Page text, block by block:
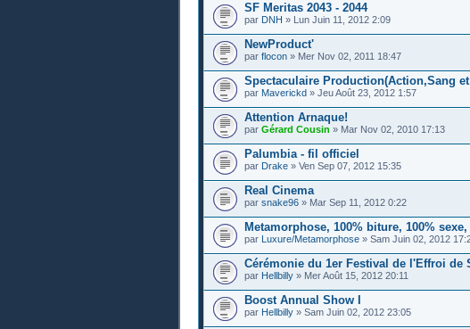
SF Meritas 2043 - 2044
par DNH » Lun Juin 11, 2012 2:09
NewProduct'
par flocon » Mer Nov 02, 2011 18:47
Spectaculaire Production(Action,Sang
par Maverickd » Jeu Août 23, 2012 1:57
Attention Arnaque!
par Gérard Cousin » Mar Nov 02, 2010 17:13
Palumbia - fil officiel
par Drake » Ven Sep 07, 2012 15:35
Real Cinema
par snake96 » Mar Sep 11, 2012 0:22
Metamorphose, 100% biture, 100%
par Luxure/Metamorphose » Sam Juin 02, 2012
Cérémonie du 1er Festival de l'Effroi de
par Hellbilly » Mer Août 15, 2012 20:11
Boost Annual Show I
par Hellbilly » Sam Juin 02, 2012 23:05